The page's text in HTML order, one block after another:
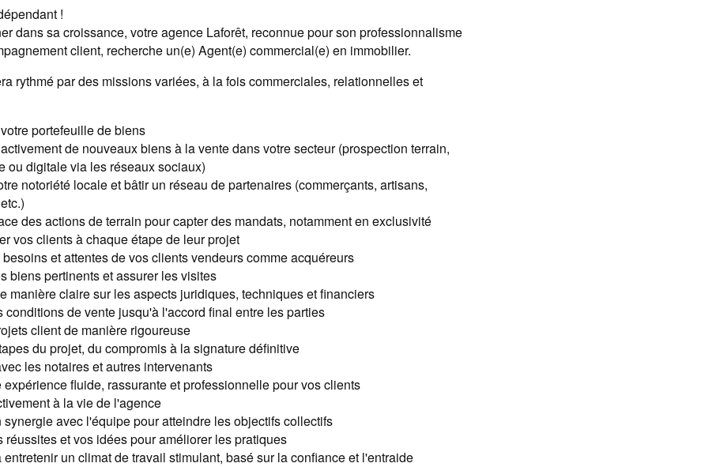
!
dans sa croissance, votre agence Laforêt, reconnue pour son professionnalisme
client, recherche un(e) Agent(e) commercial(e) en immobilier.
rythmé par des missions variées, à la fois commerciales, relationnelles et
portefeuille de biens
de nouveaux biens à la vente dans votre secteur (prospection terrain,
ou digitale via les réseaux sociaux)
notoriété locale et bâtir un réseau de partenaires (commerçants, artisans,
des actions de terrain pour capter des mandats, notamment en exclusivité
vos clients à chaque étape de leur projet
et attentes de vos clients vendeurs comme acquéreurs
biens pertinents et assurer les visites
manière claire sur les aspects juridiques, techniques et financiers
conditions de vente jusqu'à l'accord final entre les parties
client de manière rigoureuse
du projet, du compromis à la signature définitive
les notaires et autres intervenants
expérience fluide, rassurante et professionnelle pour vos clients
à la vie de l'agence
synergie avec l'équipe pour atteindre les objectifs collectifs
réussites et vos idées pour améliorer les pratiques
un climat de travail stimulant, basé sur la confiance et l'entraide